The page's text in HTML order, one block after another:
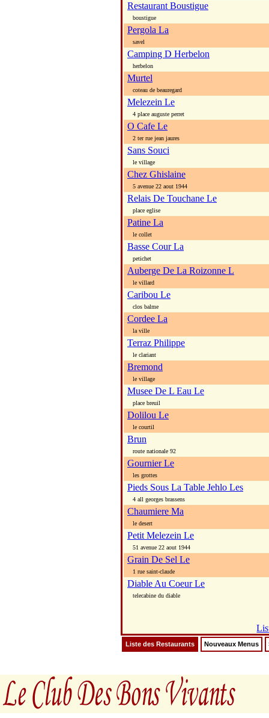
Restaurant Boustigue
boustigue
Pergola La
savel
Camping D Herbelon
herbelon
Murtel
coteau de beauregard
Melezein Le
4 place auguste perret
O Cafe Le
2 ter rue jean jaures
Sans Souci
le village
Chez Ghislaine
5 avenue 22 aout 1944
Relais De Touchane Le
place eglise
Patine La
le collet
Basse Cour La
petichet
Auberge De La Roizonne L
le villard
Caribou Le
clos balme
Cordee La
la ville
Terraz Philippe
le clariant
Bremond
le village
Musee De L Eau Le
place breuil
Dolilou Le
le courtil
Brun
route nationale 92
Gournier Le
les grottes
Pieds Sous La Table Jehlo Les
4 all georges brassens
Chaumiere Ma
le desert
Petit Melezein Le
51 avenue 22 aout 1944
Grain De Sel Le
1 rue saint-claude
Diable Au Coeur Le
telecabine du diable
Liste des Restaurants Nouveaux Menus